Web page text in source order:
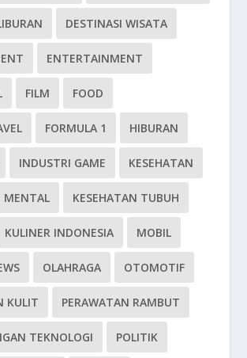
DESTINASI WISATA
ENTERTAINMENT
FILM FOOD
FORMULA 1 HIBURAN
INDUSTRI GAME KESEHATAN
MENTAL KESEHATAN TUBUH
KULINER INDONESIA MOBIL
OLAHRAGA OTOMOTIF
KULIT PERAWATAN RAMBUT
TEKNOLOGI POLITIK